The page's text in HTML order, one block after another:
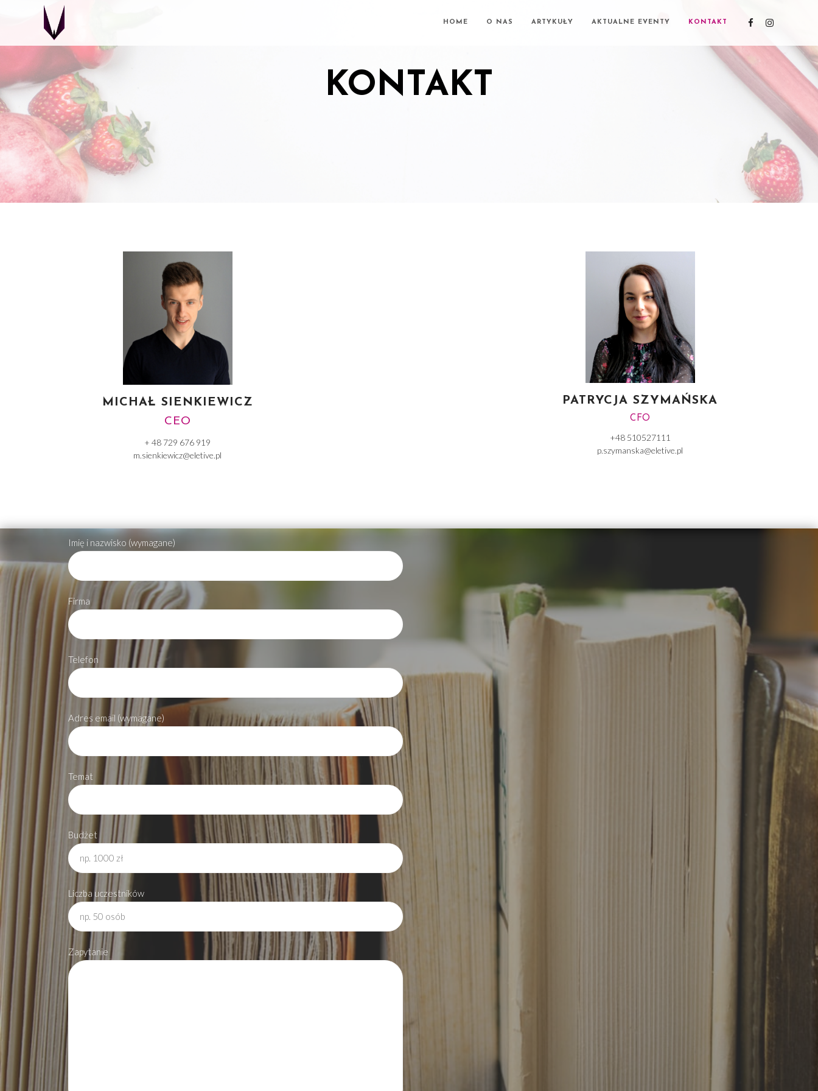
HOME O NAS ARTYKUŁY AKTUALNE EVENTY KONTAKT
KONTAKT
MICHAŁ SIENKIEWICZ
CEO
+ 48 729 676 919
m.sienkiewicz@eletive.pl
PATRYCJA SZYMAŃSKA
CFO
+48 510527111
p.szymanska@eletive.pl
Imię i nazwisko (wymagane)
Firma
Telefon
Adres email (wymagane)
Temat
Budżet
Liczba uczestników
Zapytanie